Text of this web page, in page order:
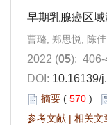
早期乳腺癌区
曹璐, 郑思悦, 陈
2022 (05): 406-
DOI: 10.16139/
摘要 ( 570 )
参考文献 | 相关文